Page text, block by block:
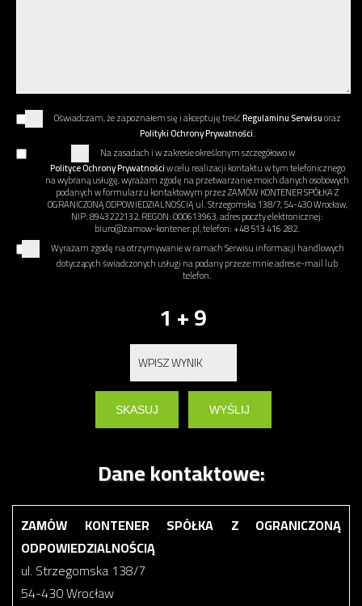
Oświadczam, że zapoznałem się i akceptuję treśćRegulaminu Serwisuoraz
Polityki Ochrony Prywatności.
Na zasadach i w zakresie określonym szczegółowo w
Polityce Ochrony Prywatnościw celu realizacji kontaktu w tym telefonicznego
na wybraną usługę, wyrażam zgodę na przetwarzanie moich danych osobowych
podanych w formularzu kontaktowym przez ZAMÓW KONTENER SPÓŁKA Z
OGRANICZONĄ ODPOWIEDZIALNOŚCIĄ ul. Strzegomska 138/7, 54-430 Wrocław,
NIP: 8943222132, REGON: 000613963, adres poczty elektronicznej:
biuro@zamow-kontener.pl, telefon: +48 513 416 282.
Wyrażam zgodę na otrzymywanie w ramach Serwisu informacji handlowych
dotyczących świadczonych usługi na podany przeze mnie adres e-mail lub
telefon.
1 + 9
Dane kontaktowe:
ZAMÓW KONTENER SPÓŁKA Z OGRANICZONĄ
ODPOWIEDZIALNOŚCIĄ
ul. Strzegomska 138/7
54-430 Wrocław